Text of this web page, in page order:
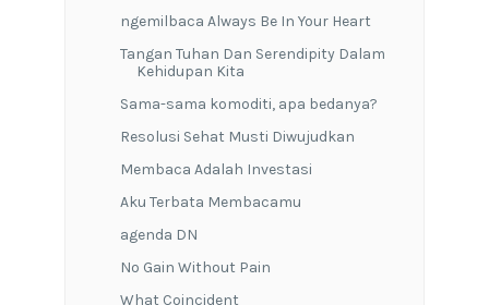
ngemilbaca Always Be In Your Heart
Tangan Tuhan Dan Serendipity Dalam
Kehidupan Kita
Sama-sama komoditi, apa bedanya?
Resolusi Sehat Musti Diwujudkan
Membaca Adalah Investasi
Aku Terbata Membacamu
agenda DN
No Gain Without Pain
What Coincident